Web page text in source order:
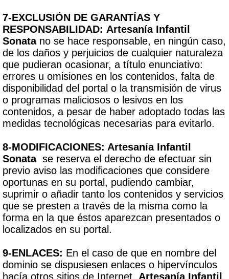
7-EXCLUSIÓN DE GARANTÍAS Y
RESPONSABILIDAD: Artesanía Infantil
Sonatano se hace responsable, en ningún caso,
de los daños y perjuicios de cualquier naturaleza
que pudieran ocasionar, a título enunciativo:
errores u omisiones en los contenidos, falta de
disponibilidad del portal o la transmisión de virus
o programas maliciosos o lesivos en los
contenidos, a pesar de haber adoptado todas las
medidas tecnológicas necesarias para evitarlo.
8-MODIFICACIONES: Artesanía Infantil
Sonatase reserva el derecho de efectuar sin
previo aviso las modificaciones que considere
oportunas en su portal, pudiendo cambiar,
suprimir o añadir tanto los contenidos y servicios
que se presten a través de la misma como la
forma en la que éstos aparezcan presentados o
localizados en su portal.
9-ENLACES: En el caso de que en nombre del
dominio se dispusiesen enlaces o hipervínculos
hacía otros sitios de Internet, Artesanía Infantil